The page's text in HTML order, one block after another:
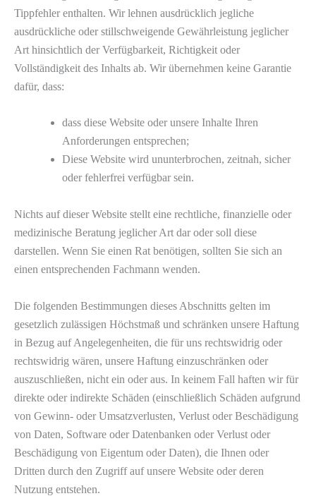
Tippfehler enthalten. Wir lehnen ausdrücklich jegliche
ausdrückliche oder stillschweigende Gewährleistung jeglicher
Art hinsichtlich der Verfügbarkeit, Richtigkeit oder
Vollständigkeit des Inhalts ab. Wir übernehmen keine Garantie
dafür, dass:
dass diese Website oder unsere Inhalte Ihren
Anforderungen entsprechen;
Diese Website wird ununterbrochen, zeitnah, sicher
oder fehlerfrei verfügbar sein.
Nichts auf dieser Website stellt eine rechtliche, finanzielle oder
medizinische Beratung jeglicher Art dar oder soll diese
darstellen. Wenn Sie einen Rat benötigen, sollten Sie sich an
einen entsprechenden Fachmann wenden.
Die folgenden Bestimmungen dieses Abschnitts gelten im
gesetzlich zulässigen Höchstmaß und schränken unsere Haftung
in Bezug auf Angelegenheiten, die für uns rechtswidrig oder
rechtswidrig wären, unsere Haftung einzuschränken oder
auszuschließen, nicht ein oder aus. In keinem Fall haften wir für
direkte oder indirekte Schäden (einschließlich Schäden aufgrund
von Gewinn- oder Umsatzverlusten, Verlust oder Beschädigung
von Daten, Software oder Datenbanken oder Verlust oder
Beschädigung von Eigentum oder Daten), die Ihnen oder
Dritten durch den Zugriff auf unsere Website oder deren
Nutzung entstehen.